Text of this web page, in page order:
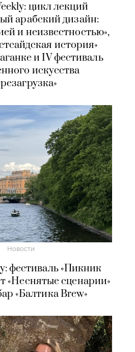
цикл лекций
арабский дизайн:
и неизвестностью»,
история»
и IV фестиваль
искусства
Новости
фестиваль «Пикник
«Неснятые сценарии»
«Балтика Brew»